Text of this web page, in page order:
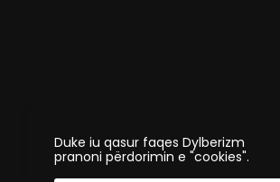
PËR DYLBERIZM NDAJE STORIEN TONE
Duke iu qasur faqes Dylberizm
pranoni përdorimin e "cookies".